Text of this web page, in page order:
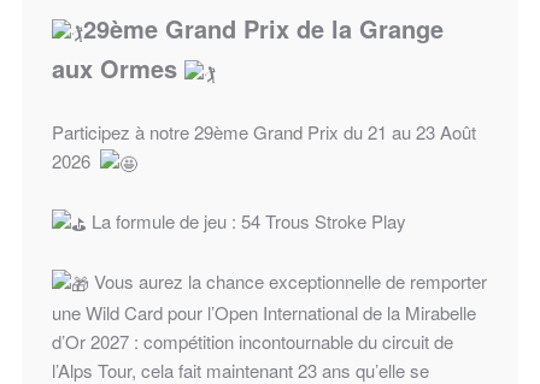
29ème Grand Prix de la Grange
aux Ormes
Participez à notre 29ème Grand Prix du 21 au 23 Août
2026
La formule de jeu : 54 Trous Stroke Play
Vous aurez la chance exceptionnelle de remporter
une Wild Card pour l’Open International de la Mirabelle
d’Or 2027 : compétition incontournable du circuit de
l’Alps Tour, cela fait maintenant 23 ans qu’elle se